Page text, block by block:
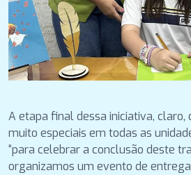
A etapa final dessa iniciativa, claro,
muito especiais em todas as
“para celebrar a conclusão deste
organizamos um evento de